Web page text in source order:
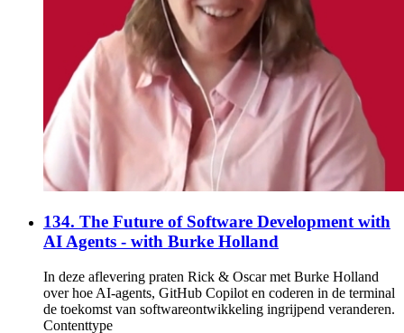
134. The Future of Software Development with
AI Agents - with Burke Holland
In deze aflevering praten Rick & Oscar met Burke Holland
over hoe AI-agents, GitHub Copilot en coderen in de terminal
de toekomst van softwareontwikkeling ingrijpend veranderen.
Contenttype